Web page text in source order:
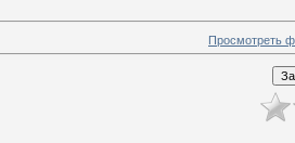
Просмотреть